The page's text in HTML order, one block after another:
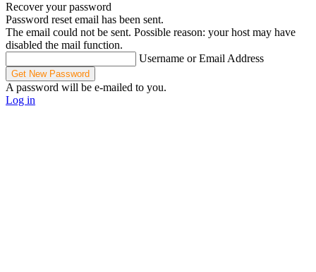
Recover your password
Password reset email has been sent.
The email could not be sent. Possible reason: your host may have
disabled the mail function.
Username or Email Address
A password will be e-mailed to you.
Log in